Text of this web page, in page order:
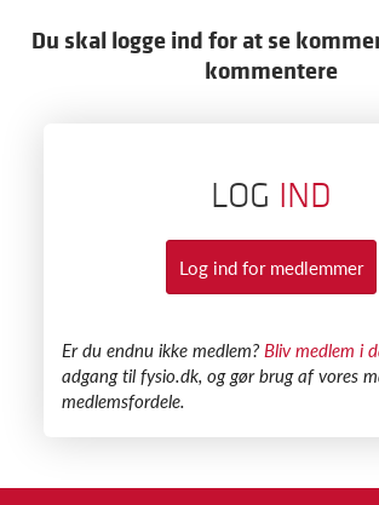
Du skal logge ind for at se
kommentere
LOG IND
Log ind for medlemmer
​Er du endnu ikke medlem?Bliv medlem i
adgang til fysio.dk, og gør brug af vores
medlemsfordele.